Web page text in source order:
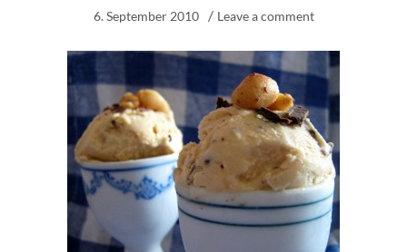
6. September 2010 Leave a comment